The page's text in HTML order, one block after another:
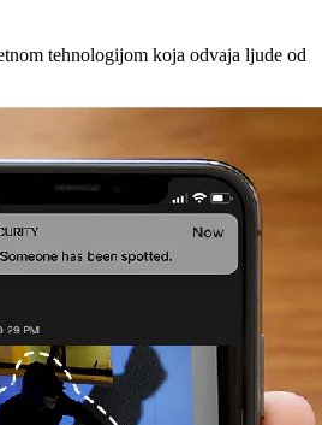
tehnologijom koja odvaja ljude od